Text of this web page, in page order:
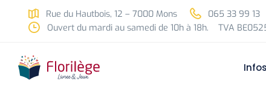
Skip to main content
Rue du Hautbois, 12 – 7000 Mons 065 33 99 13
Ouvert du mardi au samedi de 10h à 18h.
TVA
Infos